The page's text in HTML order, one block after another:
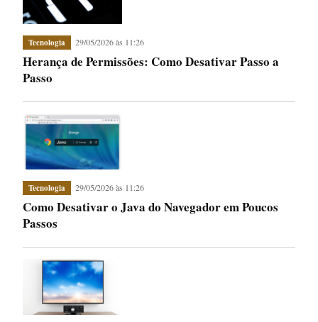
Tecnologia 29/05/2026 às 11:26
Herança de Permissões: Como Desativar Passo a
Passo
Tecnologia 29/05/2026 às 11:26
Como Desativar o Java do Navegador em Poucos
Passos